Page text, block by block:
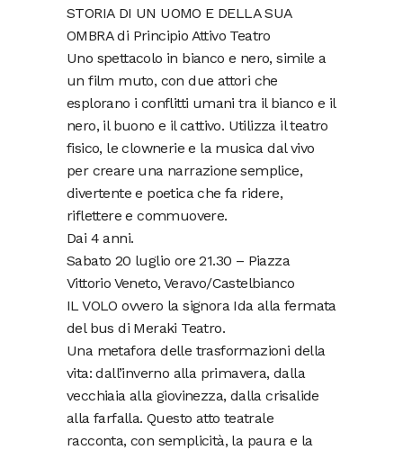
STORIA DI UN UOMO E DELLA SUA
OMBRA di Principio Attivo Teatro
Uno spettacolo in bianco e nero, simile a
un film muto, con due attori che
esplorano i conflitti umani tra il bianco e il
nero, il buono e il cattivo. Utilizza il teatro
fisico, le clownerie e la musica dal vivo
per creare una narrazione semplice,
divertente e poetica che fa ridere,
riflettere e commuovere.
Dai 4 anni.
Sabato 20 luglio ore 21.30 – Piazza
Vittorio Veneto, Veravo/Castelbianco
IL VOLO ovvero la signora Ida alla fermata
del bus di Meraki Teatro.
Una metafora delle trasformazioni della
vita: dall’inverno alla primavera, dalla
vecchiaia alla giovinezza, dalla crisalide
alla farfalla. Questo atto teatrale
racconta, con semplicità, la paura e la